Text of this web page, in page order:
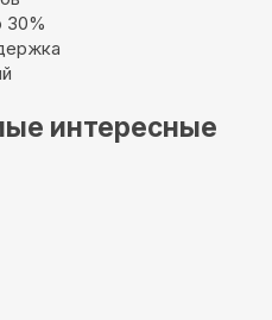
30%
интересные